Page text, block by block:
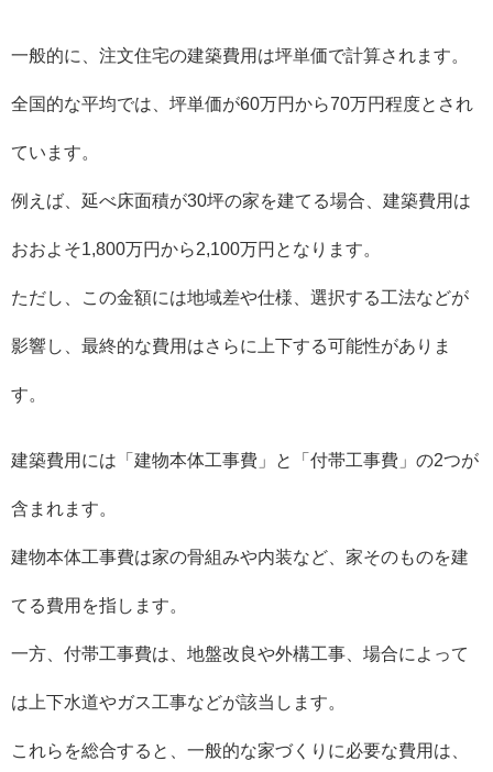
一般的に、注文住宅の建築費用は坪単価で計算されます。
全国的な平均では、坪単価が60万円から70万円程度とされ
ています。
例えば、延べ床面積が30坪の家を建てる場合、建築費用は
おおよそ1,800万円から2,100万円となります。
ただし、この金額には地域差や仕様、選択する工法などが
影響し、最終的な費用はさらに上下する可能性がありま
す。
建築費用には「建物本体工事費」と「付帯工事費」の2つが
含まれます。
建物本体工事費は家の骨組みや内装など、家そのものを建
てる費用を指します。
一方、付帯工事費は、地盤改良や外構工事、場合によって
は上下水道やガス工事などが該当します。
これらを総合すると、一般的な家づくりに必要な費用は、